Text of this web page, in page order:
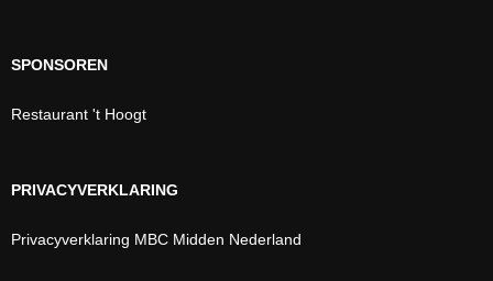
SPONSOREN
Restaurant 't Hoogt
PRIVACYVERKLARING
Privacyverklaring MBC Midden Nederland